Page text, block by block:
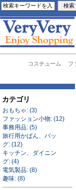
コスチューム フ
カテゴリ
おもちゃ: (3)
ファッション小物: (12)
事務用品: (5)
旅行用かばん、バッ
グ: (12)
キッチン、ダイニン
グ: (4)
電気製品: (8)
趣味: (8)